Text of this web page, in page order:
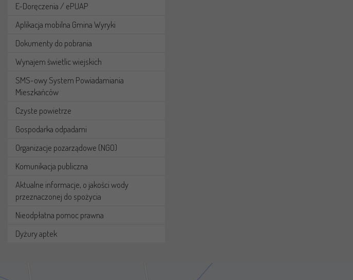
E-Doręczenia / ePUAP
Aplikacja mobilna Gmina Wyryki
Dokumenty do pobrania
Wynajem świetlic wiejskich
SMS-owy System Powiadamiania
Mieszkańców
Czyste powietrze
Gospodarka odpadami
Organizacje pozarządowe (NGO)
Komunikacja publiczna
Aktualne informacje, o jakości wody
przeznaczonej do spożycia
Nieodpłatna pomoc prawna
Dyżury aptek